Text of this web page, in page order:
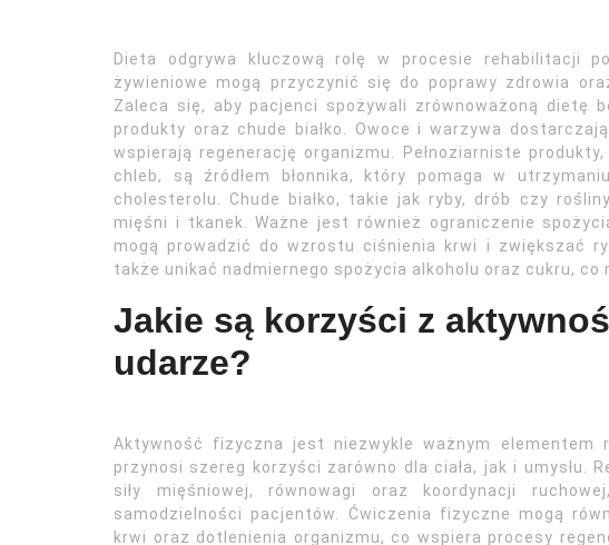
Dieta odgrywa kluczową rolę w procesie rehabilitacji
żywieniowe mogą przyczynić się do poprawy zdrowia
Zaleca się, aby pacjenci spożywali zrównoważoną dietę
produkty oraz chude białko. Owoce i warzywa
wspierają regenerację organizmu. Pełnoziarniste
chleb, są źródłem błonnika, który pomaga w
cholesterolu. Chude białko, takie jak ryby, drób czy
mięśni i tkanek. Ważne jest również ograniczenie
mogą prowadzić do wzrostu ciśnienia krwi i zwiększać
także unikać nadmiernego spożycia alkoholu oraz cukru, co
Jakie są korzyści z
udarze?
Aktywność fizyczna jest niezwykle ważnym elementem
przynosi szereg korzyści zarówno dla ciała, jak i umysłu.
siły mięśniowej, równowagi oraz koordynacji
samodzielności pacjentów. Ćwiczenia fizyczne mogą
krwi oraz dotlenienia organizmu, co wspiera procesy